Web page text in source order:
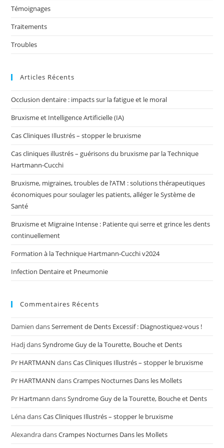
Témoignages
Traitements
Troubles
Articles Récents
Occlusion dentaire : impacts sur la fatigue et le moral
Bruxisme et Intelligence Artificielle (IA)
Cas Cliniques Illustrés – stopper le bruxisme
Cas cliniques illustrés – guérisons du bruxisme par la Technique
Hartmann-Cucchi
Bruxisme, migraines, troubles de l’ATM : solutions thérapeutiques
économiques pour soulager les patients, alléger le Système de
Santé
Bruxisme et Migraine Intense : Patiente qui serre et grince les dents
continuellement
Formation à la Technique Hartmann-Cucchi v2024
Infection Dentaire et Pneumonie
Commentaires Récents
Damien dansSerrement de Dents Excessif : Diagnostiquez-vous !
HadjdansSyndrome Guy de la Tourette, Bouche et Dents
Pr HARTMANN dansCas Cliniques Illustrés – stopper le bruxisme
Pr HARTMANN dansCrampes Nocturnes Dans les Mollets
Pr Hartmann dansSyndrome Guy de la Tourette, Bouche et Dents
LénadansCas Cliniques Illustrés – stopper le bruxisme
AlexandradansCrampes Nocturnes Dans les Mollets